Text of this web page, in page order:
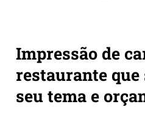
Impressão de
restaurante que
seu tema e